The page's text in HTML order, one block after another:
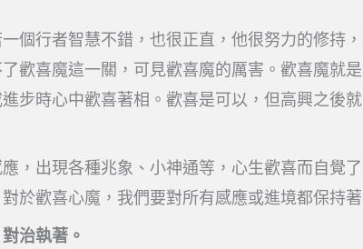
個行者智慧不錯，也很正直，他很努力的修持
歡喜魔這一關，可見歡喜魔的厲害。歡喜魔就
步時心中歡喜著相。歡喜是可以，但高興之後
，出現各種兆象、小神通等，心生歡喜而自覺
於歡喜心魔，我們要對所有感應或進境都保持
治執著。